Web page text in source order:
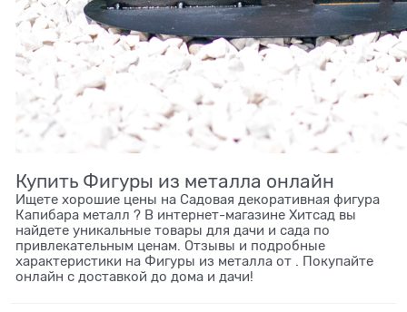
Купить Фигуры из металла онлайн
Ищете хорошие цены на Садовая декоративная фигура
Капибара металл ? В интернет-магазине Хитсад вы
найдете уникальные товары для дачи и сада по
привлекательным ценам. Отзывы и подробные
характеристики на Фигуры из металла от . Покупайте
онлайн с доставкой до дома и дачи!